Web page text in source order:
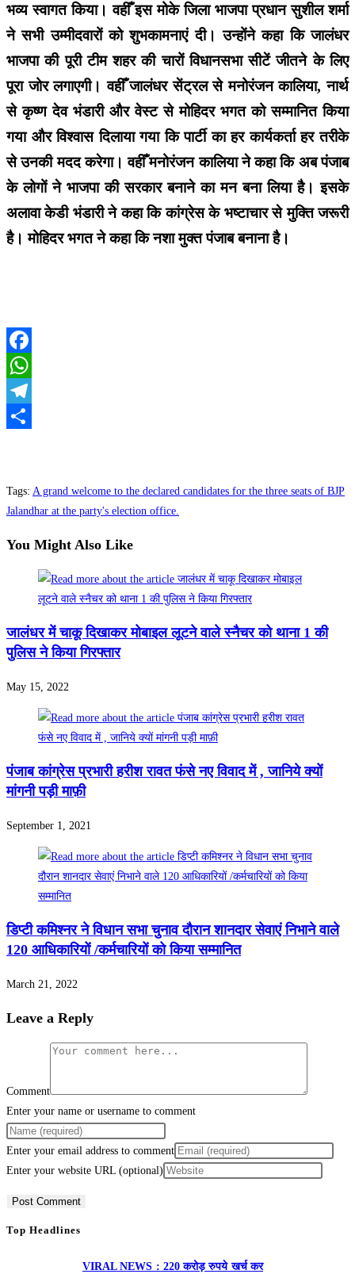
भव्य स्वागत किया। वहीँ इस मोके जिला भाजपा प्रधान सुशील शर्मा
ने सभी उम्मीदवारों को शुभकामनाएं दी। उन्होंने कहा कि जालंधर
भाजपा की पूरी टीम शहर की चारों विधानसभा सीटें जीतने के लिए
पूरा जोर लगाएगी। वहीँ जालंधर सेंट्रल से मनोरंजन कालिया, नार्थ
से कृष्ण देव भंडारी और वेस्ट से मोहिदर भगत को सम्मानित किया
गया और विश्वास दिलाया गया कि पार्टी का हर कार्यकर्ता हर तरीके
से उनकी मदद करेगा। वहीँ मनोरंजन कालिया ने कहा कि अब पंजाब
के लोगों ने भाजपा की सरकार बनाने का मन बना लिया है। इसके
अलावा केडी भंडारी ने कहा कि कांग्रेस के भष्टाचार से मुक्ति जरूरी
है। मोहिदर भगत ने कहा कि नशा मुक्त पंजाब बनाना है।
Facebook
WhatsApp
Telegram
Tags: A grand welcome to the declared candidates for the three seats of BJP
Jalandhar at the party's election office.
You Might Also Like
जालंधर में चाकू दिखाकर मोबाइल लूटने वाले स्नैचर को थाना 1 की
पुलिस ने किया गिरफ्तार
May 15, 2022
पंजाब कांग्रेस प्रभारी हरीश रावत फंसे नए विवाद में , जानिये क्यों
मांगनी पड़ी माफ़ी
September 1, 2021
डिप्टी कमिश्नर ने विधान सभा चुनाव दौरान शानदार सेवाएं निभाने वाले
120 आधिकारियों /कर्मचारियों को किया सम्मानित
March 21, 2022
Leave a Reply
Comment
Enter your name or username to comment
Enter your email address to comment
Enter your website URL (optional)
Top Headlines
VIRAL NEWS : 220 करोड़ रुपये खर्च कर